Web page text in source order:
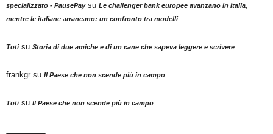
specializzato - PausePaysu Le challenger bank europee avanzano in Italia,
mentre le italiane arrancano: un confronto tra modelli
Totisu Storia di due amiche e di un cane che sapeva leggere e scrivere
frankgr su Il Paese che non scende più in campo
Totisu Il Paese che non scende più in campo